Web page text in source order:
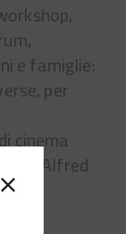
e famiglie:
per
cinema
da Alfred
e